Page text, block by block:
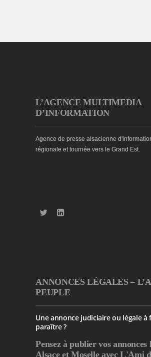
L’AGENCE MULTIMEDIA
D’INFORMATION
Agence de presse alsacienne
régionale et tournée vers le Grand Est.
ANNONCES LÉGALES –
PEUPLE
Une annonce judiciaire ou légale à
paraître ?
Pensez à publiervos annonces
Alsace et Moselle avec L'Ami